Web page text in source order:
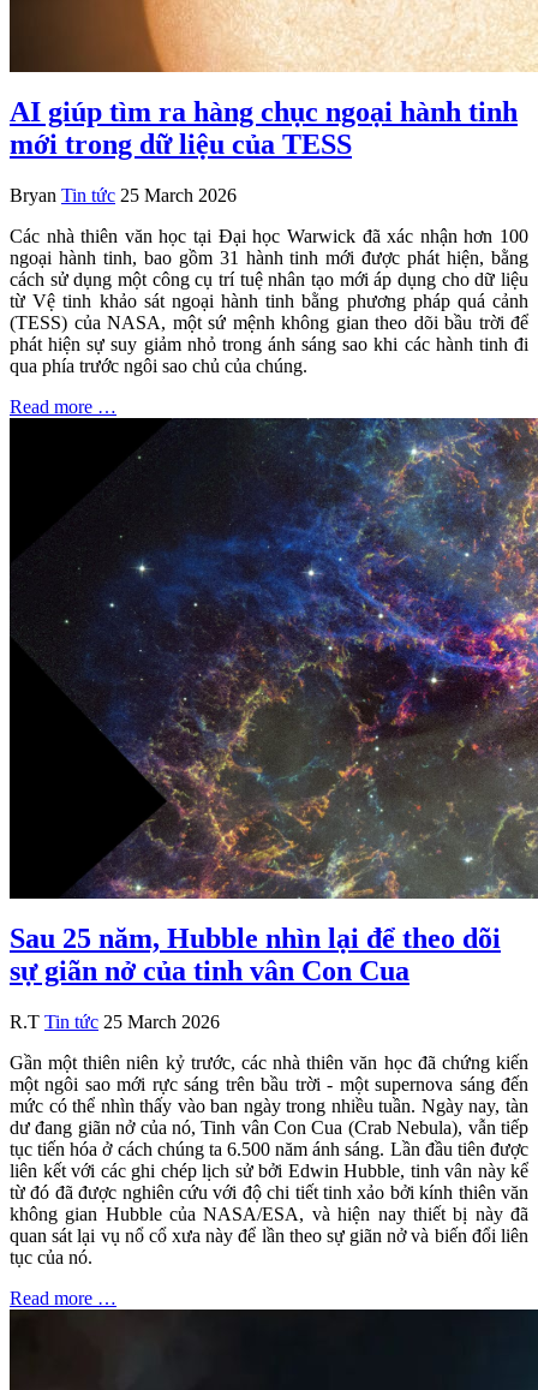
AI giúp tìm ra hàng chục ngoại hành tinh
mới trong dữ liệu của TESS
Bryan Tin tức 25 March 2026
Các nhà thiên văn học tại Đại học Warwick đã xác nhận hơn 100
ngoại hành tinh, bao gồm 31 hành tinh mới được phát hiện, bằng
cách sử dụng một công cụ trí tuệ nhân tạo mới áp dụng cho dữ liệu
từ Vệ tinh khảo sát ngoại hành tinh bằng phương pháp quá cảnh
(TESS) của NASA, một sứ mệnh không gian theo dõi bầu trời để
phát hiện sự suy giảm nhỏ trong ánh sáng sao khi các hành tinh đi
qua phía trước ngôi sao chủ của chúng.
Read more …
Sau 25 năm, Hubble nhìn lại để theo dõi
sự giãn nở của tinh vân Con Cua
R.T Tin tức 25 March 2026
Gần một thiên niên kỷ trước, các nhà thiên văn học đã chứng kiến
một ngôi sao mới rực sáng trên bầu trời - một supernova sáng đến
mức có thể nhìn thấy vào ban ngày trong nhiều tuần. Ngày nay, tàn
dư đang giãn nở của nó, Tinh vân Con Cua (Crab Nebula), vẫn tiếp
tục tiến hóa ở cách chúng ta 6.500 năm ánh sáng. Lần đầu tiên được
liên kết với các ghi chép lịch sử bởi Edwin Hubble, tinh vân này kể
từ đó đã được nghiên cứu với độ chi tiết tinh xảo bởi kính thiên văn
không gian Hubble của NASA/ESA, và hiện nay thiết bị này đã
quan sát lại vụ nổ cổ xưa này để lần theo sự giãn nở và biến đổi liên
tục của nó.
Read more …